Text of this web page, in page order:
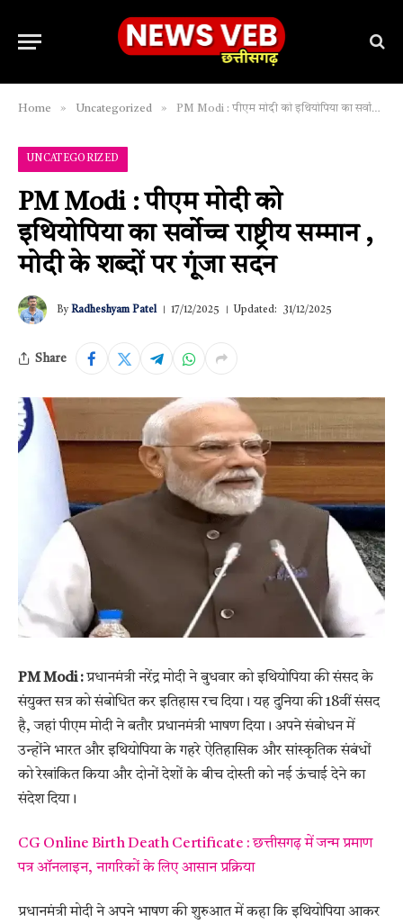
Home » Uncategorized » PM Modi : पीएम मोदी को इथियोपिया का सर्वोच्च राष्ट्रीय सम्मान , मोदी के शब्दों पर गूंजा सदन
UNCATEGORIZED
PM Modi : पीएम मोदी को
इथियोपिया का सर्वोच्च राष्ट्रीय सम्मान ,
मोदी के शब्दों पर गूंजा सदन
By Radheshyam Patel 17/12/2025 Updated: 31/12/2025
Share
PM Modi :प्रधानमंत्री नरेंद्र मोदी ने बुधवार को इथियोपिया की संसद के
संयुक्त सत्र को संबोधित कर इतिहास रच दिया। यह दुनिया की 18वीं संसद
है, जहां पीएम मोदी ने बतौर प्रधानमंत्री भाषण दिया। अपने संबोधन में
उन्होंने भारत और इथियोपिया के गहरे ऐतिहासिक और सांस्कृतिक संबंधों
को रेखांकित किया और दोनों देशों के बीच दोस्ती को नई ऊंचाई देने का
संदेश दिया।
CG Online Birth Death Certificate : छत्तीसगढ़ में जन्म प्रमाण
पत्र ऑनलाइन, नागरिकों के लिए आसान प्रक्रिया
प्रधानमंत्री मोदी ने अपने भाषण की शुरुआत में कहा कि इथियोपिया आकर